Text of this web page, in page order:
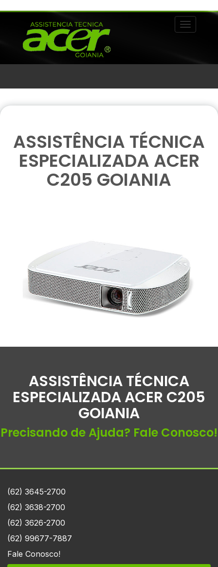
Alternar
ASSISTÊNCIA TÉCNICA
ESPECIALIZADA ACER
C205 GOIANIA
ASSISTÊNCIA TÉCNICA
ESPECIALIZADA ACER C205
GOIANIA
Precisando de Ajuda? Fale Conosco!
(62) 3645-2700
(62) 3638-2700
(62) 3626-2700
(62) 99677-7887
Fale Conosco!